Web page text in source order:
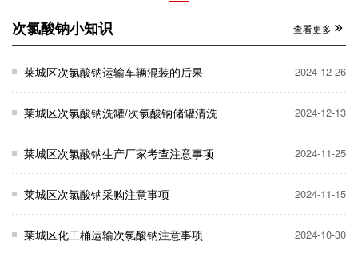
次氯酸钠小知识 查看更多
莱城区次氯酸钠运输车辆混装的后果 2024-12-26
莱城区次氯酸钠洗罐/次氯酸钠储罐清洗 2024-12-13
莱城区次氯酸钠生产厂家考查注意事项 2024-11-25
莱城区次氯酸钠采购注意事项 2024-11-15
莱城区化工桶运输次氯酸钠注意事项 2024-10-30